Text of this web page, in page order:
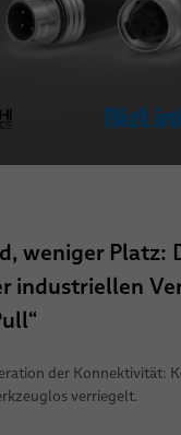
weniger Platz:
industriellen
der Konnektivität:
verriegelt.